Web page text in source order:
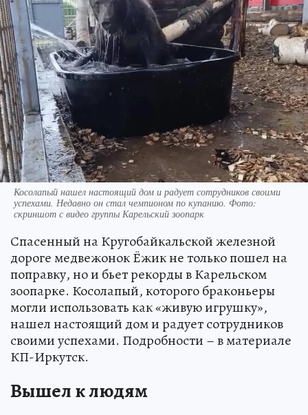
Косолапый нашел настоящий дом и радует сотрудников своими
успехами. Недавно он стал чемпионом по купанию. Фото:
скриншот с видео группы Карельский зоопарк
Спасенный на Кругобайкальской железной
дороге медвежонок Ёжик не только пошел на
поправку, но и бьет рекорды в Карельском
зоопарке. Косолапый, которого браконьеры
могли использовать как «живую игрушку»,
нашел настоящий дом и радует сотрудников
своими успехами. Подробности – в материале
КП-Иркутск.
Вышел к людям